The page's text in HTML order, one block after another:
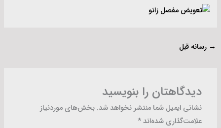
→ رسانه قبل
دیدگاهتان را بنویسید
نشانی ایمیل شما منتشر نخواهد شد. بخش‌های موردنیاز
علامت‌گذاری شده‌اند*